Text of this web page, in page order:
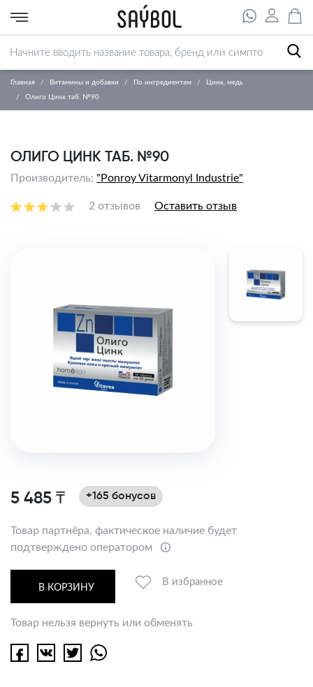
Главная Витамины и добавки По ингредиентам Цинк, медь
Олиго Цинк таб. №90
ОЛИГО ЦИНК ТАБ. №90
Производитель: "Ponroy Vitarmonyl Industrie"
2 отзывов Оставить отзыв
5 485 ₸ +165 бонусов
Товар партнёра, фактическое наличие будет
подтверждено оператором
В КОРЗИНУ
В избранное
Товар нельзя вернуть или обменять